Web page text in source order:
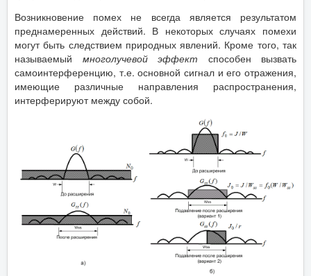
Возникновение помех не всегда является результатом
преднамеренных действий. В некоторых случаях помехи
могут быть следствием природных явлений. Кроме того, так
называемый многолучевой эффект способен вызвать
самоинтерференцию, т.е. основной сигнал и его отражения,
имеющие различные направления распространения,
интерферируют между собой.